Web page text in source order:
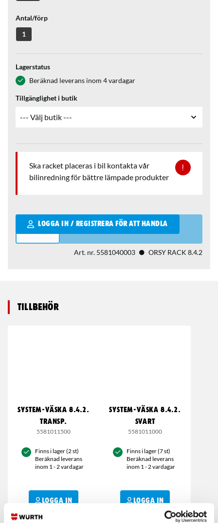
Antal/förp
1
Lagerstatus
Beräknad leverans inom 4 vardagar
Tillgänglighet i butik
Ska racket placeras i bil kontakta vår
bilinredning för bättre lämpade produkter
LOGGA IN / REGISTRERA FÖR ATT HANDLA
Qantity
Art. nr. 5581040003 ORSY RACK 8.4.2
Tillbehör
SYSTEM-VÄSKA 8.4.2.
TRANSP.
5581011500
Finns i lager (2 st)
Beräknad leverans
inom 1 - 2 vardagar
LOGGA IN
SYSTEM-VÄSKA 8.4.2.
SVART
5581011000
Finns i lager (7 st)
Beräknad leverans
inom 1 - 2 vardagar
LOGGA IN